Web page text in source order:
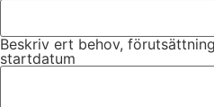
Beskriv ert behov,
startdatum